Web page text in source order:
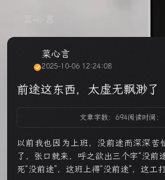
菜心言
2025-10-06 12:24:08
前途这东西，太虚无飘渺了
文章字数：694阅读时间
以前我也因为上班，没前途而深深苦
了，张口就来，呼之欲出三个字“没前
死“没前途”，这班上得“没前途”，这工打